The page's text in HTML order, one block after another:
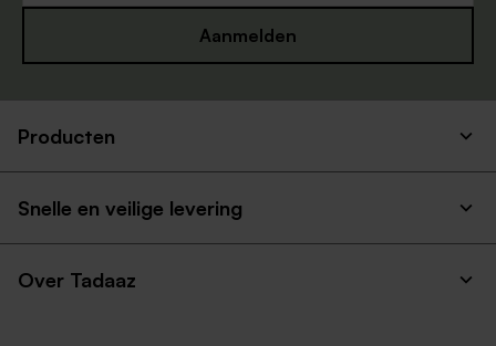
Aanmelden
Producten
Snelle en veilige levering
Over Tadaaz